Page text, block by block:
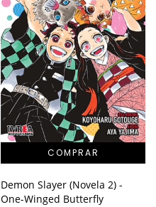
Demon Slayer (Novela 2) -
One-Winged Butterfly